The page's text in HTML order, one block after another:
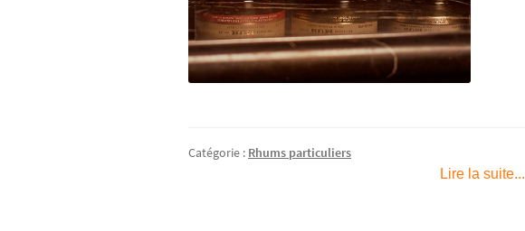
Catégorie : Rhums particuliers
Lire la suite...